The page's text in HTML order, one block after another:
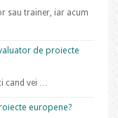
sau trainer, iar acum
de proiecte
cand vei …
europene?